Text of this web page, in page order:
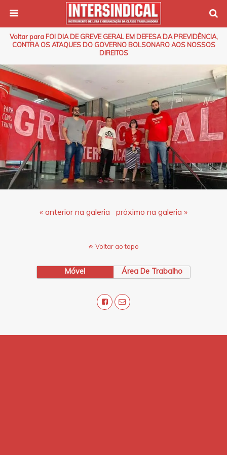
Voltar para FOI DIA DE GREVE GERAL EM DEFESA DA PREVIDÊNCIA,
CONTRA OS ATAQUES DO GOVERNO BOLSONARO AOS NOSSOS
DIREITOS
« anterior na galeria próximo na galeria »
Voltar ao topo
Móvel Área De Trabalho